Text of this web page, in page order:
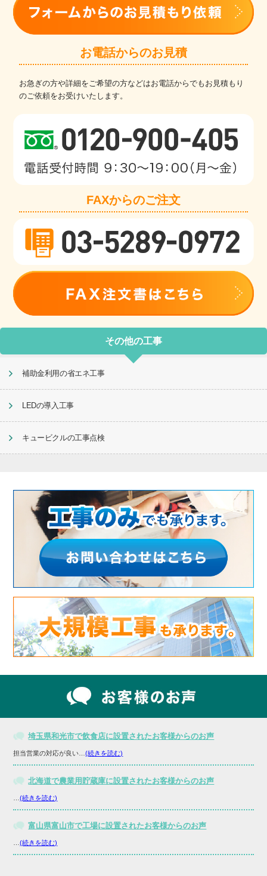
お電話からのお見積
お急ぎの方や詳細をご希望の方などはお電話からでもお見積もり
のご依頼をお受けいたします。
FAXからのご注文
その他の工事
補助金利用の省エネ工事
LEDの導入工事
キュービクルの工事点検
埼玉県和光市で飲食店に設置されたお客様からのお声
担当営業の対応が良い…(続きを読む)
北海道で農業用貯蔵庫に設置されたお客様からのお声
…(続きを読む)
富山県富山市で工場に設置されたお客様からのお声
…(続きを読む)